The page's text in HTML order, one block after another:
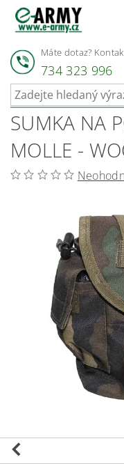
Máte dotaz?
734 323 996
SUMKA NA
MOLLE -